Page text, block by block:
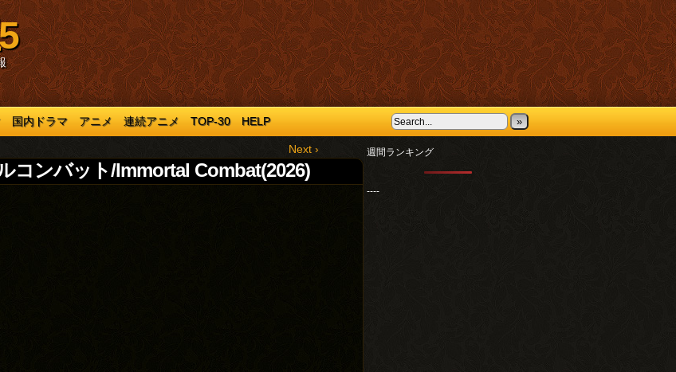
国内ドラマ アニメ 連続アニメ TOP-30 HELP »
Next ›
コンバット/Immortal Combat(2026)
週間ランキング
----